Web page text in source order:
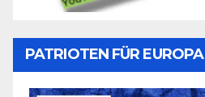
PATRIOTEN FÜR EUROPA